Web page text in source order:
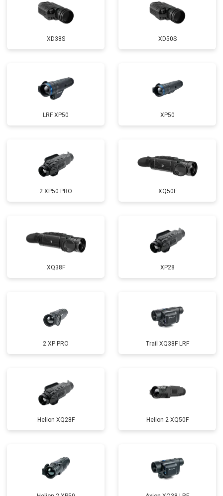
XD38S XD50S
LRF XP50 XP50
2 XP50 PRO XQ50F
XQ38F XP28
2 XP PRO Trail XQ38F LRF
Helion XQ28F Helion 2 XQ50F